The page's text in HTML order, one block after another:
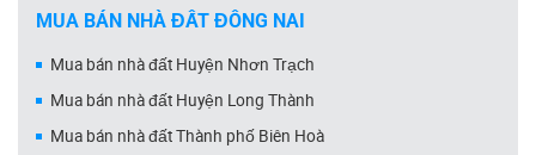
MUA BÁN NHÀ ĐẤT ĐỒNG NAI
Mua bán nhà đất Huyện Nhơn Trạch
Mua bán nhà đất Huyện Long Thành
Mua bán nhà đất Thành phố Biên Hoà